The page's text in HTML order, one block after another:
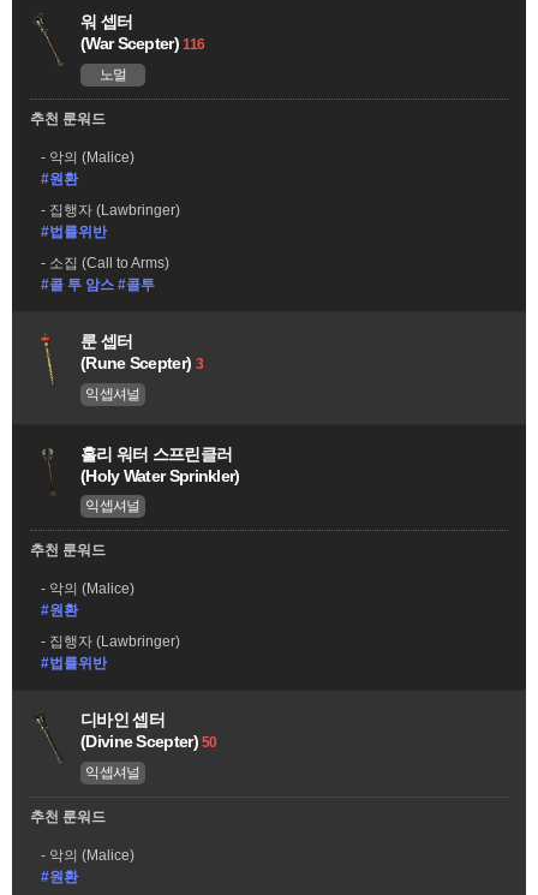
워 셉터
(War Scepter)116
노멀
추천 룬워드
악의 (Malice)
#원환
집행자 (Lawbringer)
#법률위반
소집 (Call to Arms)
#콜 투 암스 #콜투
룬 셉터
(Rune Scepter) 3
익셉셔널
홀리 워터 스프린클러
(Holy Water Sprinkler)
익셉셔널
추천 룬워드
악의 (Malice)
#원환
집행자 (Lawbringer)
#법률위반
디바인 셉터
(Divine Scepter)50
익셉셔널
추천 룬워드
악의 (Malice)
#원환